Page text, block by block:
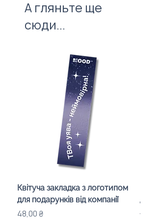
А гляньте ще
сюди...
Квітуча закладка з логотипом
для подарунків від компанії
Ціна
48,00 ₴
для